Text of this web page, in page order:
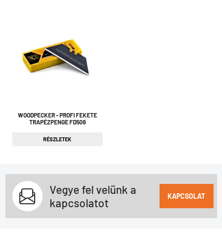
WOODPECKER - PROFI FEKETE
TRAPÉZPENGE FD506
RÉSZLETEK
Vegye fel velünk a
kapcsolatot
KAPCSOLAT